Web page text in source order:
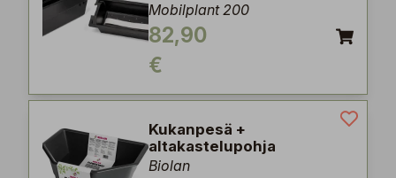
Mobilplant 200
82,90
€
Kukanpesä +
altakastelupohja
Biolan